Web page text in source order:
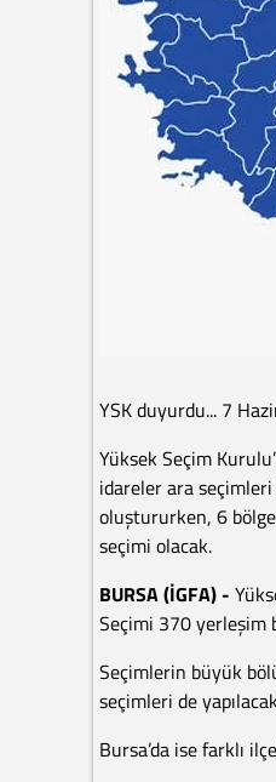
YSK duyurdu... 7
Yüksek Seçim
idareler ara
oluştururken, 6
seçimi olacak.
BURSA (İGFA) -
Seçimi 370 yerleşim
Seçimlerin büyük
seçimleri de
Bursa’da ise farklı